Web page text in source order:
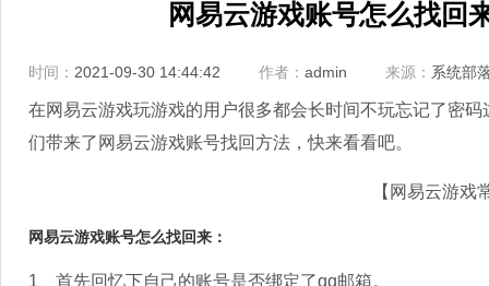
网易云游戏账号怎么找回
时间： 2021-09-30 14:44:42 作者： admin 来源： 系统部
在网易云游戏玩游戏的用户很多都会长时间不玩忘记了密
们带来了网易云游戏账号找回方法，快来看看吧。
【网易云游戏
网易云游戏账号怎么找回来：
1、首先回忆下自己的账号是否绑定了qq邮箱。